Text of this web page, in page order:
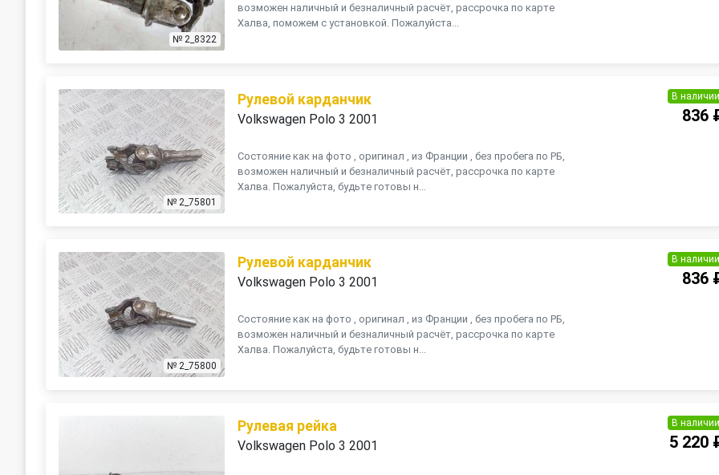
№ 2_8322
возможен наличный и безналичный расчёт, рассрочка по карте
Халва, поможем с установкой. Пожалуйста...
№ 2_75801
Рулевой карданчик
Volkswagen Polo 3 2001
Состояние как на фото , оригинал , из Франции , без пробега по РБ,
возможен наличный и безналичный расчёт, рассрочка по карте
Халва. Пожалуйста, будьте готовы н...
В наличии
836
№ 2_75800
Рулевой карданчик
Volkswagen Polo 3 2001
Состояние как на фото , оригинал , из Франции , без пробега по РБ,
возможен наличный и безналичный расчёт, рассрочка по карте
Халва. Пожалуйста, будьте готовы н...
В наличии
836
Рулевая рейка
Volkswagen Polo 3 2001
В наличии
5 220